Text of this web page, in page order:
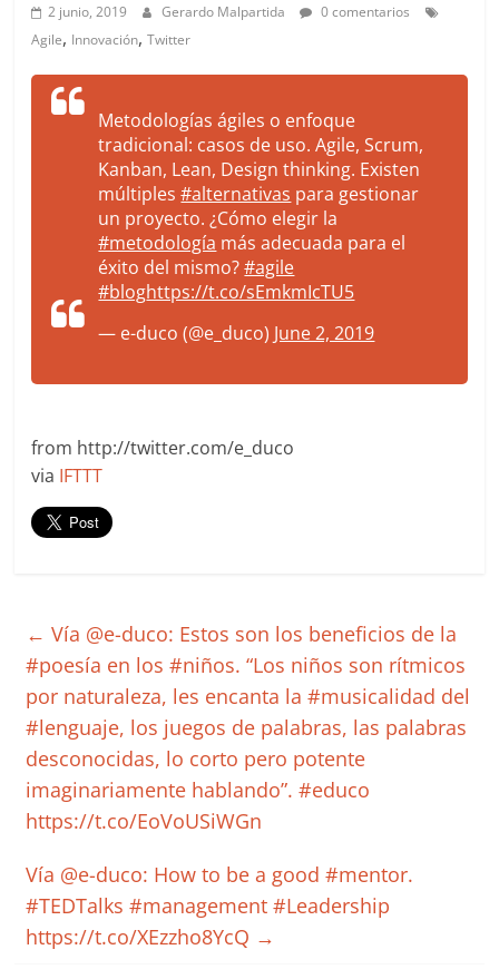
2 junio, 2019 Gerardo Malpartida
0 comentarios
Agile, Innovación,Twitter
Metodologías ágiles o enfoque
tradicional: casos de uso. Agile, Scrum,
Kanban, Lean, Design thinking. Existen
múltiples#alternativas para gestionar
un proyecto. ¿Cómo elegir la
#metodología más adecuada para el
éxito del mismo?#agile
#bloghttps://t.co/sEmkmIcTU5
— e-duco (@e_duco) June 2, 2019
from http://twitter.com/e_duco
via IFTTT
← Vía @e-duco: Estos son los beneficios de la
#poesía en los #niños. “Los niños son rítmicos
por naturaleza, les encanta la #musicalidad del
#lenguaje, los juegos de palabras, las palabras
desconocidas, lo corto pero potente
imaginariamente hablando”. #educo
https://t.co/EoVoUSiWGn
Vía @e-duco: How to be a good #mentor.
#TEDTalks #management #Leadership
https://t.co/XEzzho8YcQ →